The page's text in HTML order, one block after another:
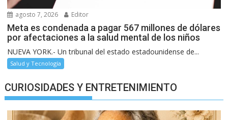
agosto 7, 2026 Editor
Meta es condenada a pagar 567 millones de dólares
por afectaciones a la salud mental de los niños
NUEVA YORK.- Un tribunal del estado estadounidense de...
Salud y Tecnología
CURIOSIDADES Y ENTRETENIMIENTO